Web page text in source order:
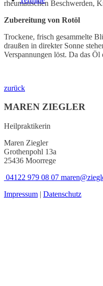
rheumatischen Beschwerden,
Zubereitung von Rotöl
Trockene, frisch gesammelte
draußen in direkter Sonne
Verspannungen löst. Da das
zurück
MAREN ZIEGLER
Heilpraktikerin
Maren Ziegler
Grothenpohl 13a
25436 Moorrege
04122 979 08 07
Impressum | Datenschutz